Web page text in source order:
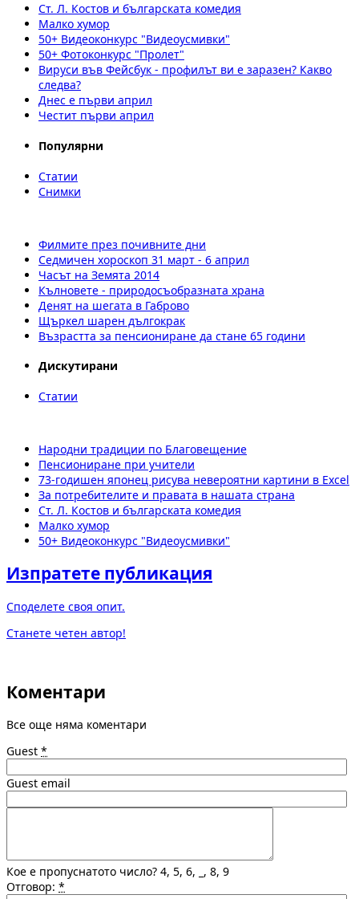
Ст. Л. Костов и българската комедия
Малко хумор
50+ Видеоконкурс "Видеоусмивки"
50+ Фотоконкурс "Пролет"
Вируси във Фейсбук - профилът ви е заразен? Какво
следва?
Днес е първи април
Честит първи април
Популярни
Статии
Снимки
Филмите през почивните дни
Седмичен хороскоп 31 март - 6 април
Часът на Земята 2014
Кълновете - природосъобразната храна
Денят на шегата в Габрово
Щъркел шарен дългокрак
Възрастта за пенсиониране да стане 65 години
Дискутирани
Статии
Народни традиции по Благовещение
Пенсиониране при учители
73-годишен японец рисува невероятни картини в Excel
За потребителите и правата в нашата страна
Ст. Л. Костов и българската комедия
Малко хумор
50+ Видеоконкурс "Видеоусмивки"
Изпратете публикация
Споделете своя опит.
Станете четен автор!
Коментари
Все още няма коментари
Guest *
Guest email
Кое е пропуснатото число? 4, 5, 6, _, 8, 9
Отговор: *